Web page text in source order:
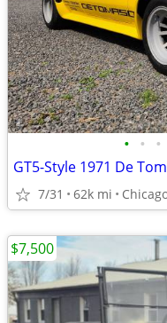
• • •
GT5-Style 1971 De
7/31 62k mi
$7,500